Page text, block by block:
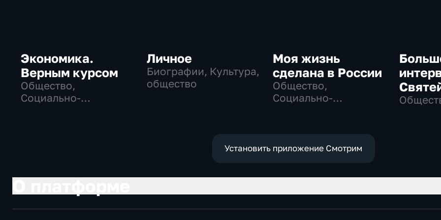
Экономика.
Верным курсом
Общество,
Социально-
Личное
Биографии, Культура,
общество
Моя жизнь
сделана в России
Общество,
Социально-
Установить приложение Смотрим